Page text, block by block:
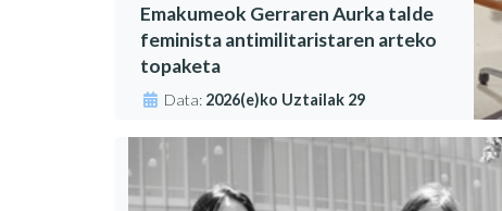
Emakumeok Gerraren Aurka talde
feminista antimilitaristaren arteko
topaketa
Data: 2026(e)ko Uztailak 29